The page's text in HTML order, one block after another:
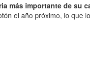
más importante de su
el año próximo, lo que